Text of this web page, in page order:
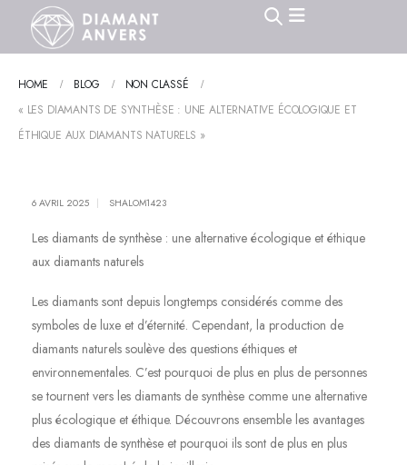
HOME BLOG
NON CLASSÉ
« LES DIAMANTS DE SYNTHÈSE : UNE ALTERNATIVE ÉCOLOGIQUE ET
ÉTHIQUE AUX DIAMANTS NATURELS »
6 AVRIL 2025 SHALOM1423
Les diamants de synthèse : une alternative écologique et éthique
aux diamants naturels
Les diamants sont depuis longtemps considérés comme des
symboles de luxe et d’éternité. Cependant, la production de
diamants naturels soulève des questions éthiques et
environnementales. C’est pourquoi de plus en plus de personnes
se tournent vers les diamants de synthèse comme une alternative
plus écologique et éthique. Découvrons ensemble les avantages
des diamants de synthèse et pourquoi ils sont de plus en plus